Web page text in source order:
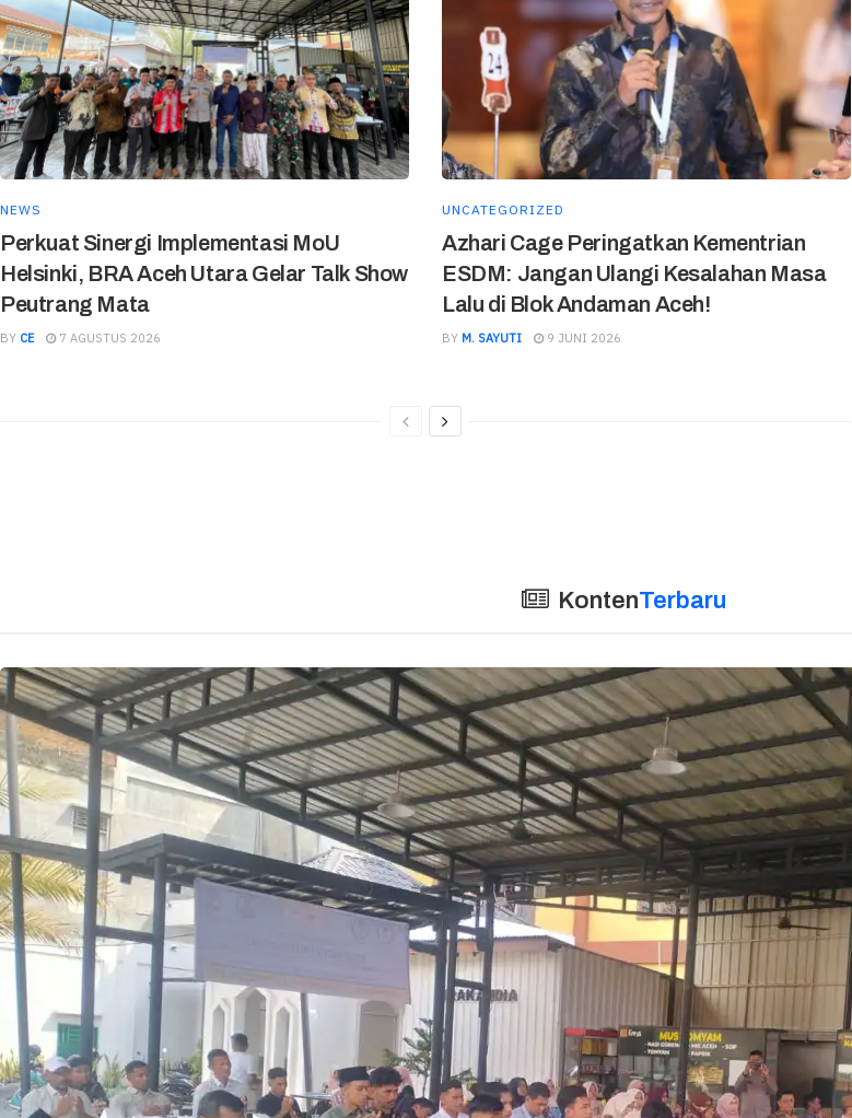
NEWS
Perkuat Sinergi Implementasi MoU
Helsinki, BRA Aceh Utara Gelar Talk Show
Peutrang Mata
BY CE 7 AGUSTUS 2026
UNCATEGORIZED
Azhari Cage Peringatkan Kementrian
ESDM: Jangan Ulangi Kesalahan Masa
Lalu di Blok Andaman Aceh!
BY M. SAYUTI 9 JUNI 2026
KontenTerbaru